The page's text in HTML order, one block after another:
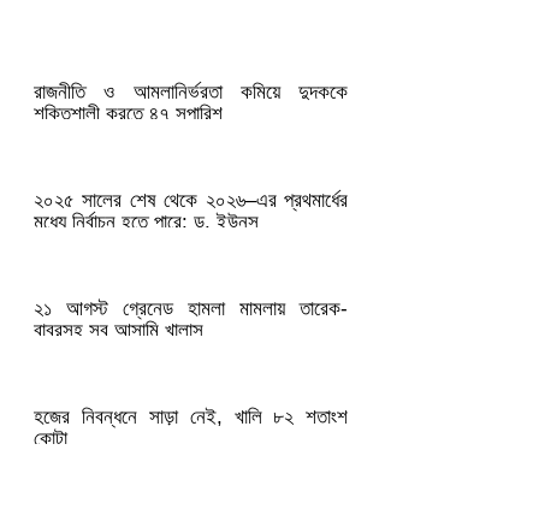
রাজনীতি ও আমলানির্ভরতা কমিয়ে দুদককে
শক্তিশালী করতে ৪৭ সুপারিশ
২০২৫ সালের শেষ থেকে ২০২৬–এর প্রথমার্ধের
মধ্যে নির্বাচন হতে পারে: ড. ইউনূস
২১ আগস্ট গ্রেনেড হামলা মামলায় তারেক-
বাবরসহ সব আসামি খালাস
হজের নিবন্ধনে সাড়া নেই, খালি ৮২ শতাংশ
কোটা